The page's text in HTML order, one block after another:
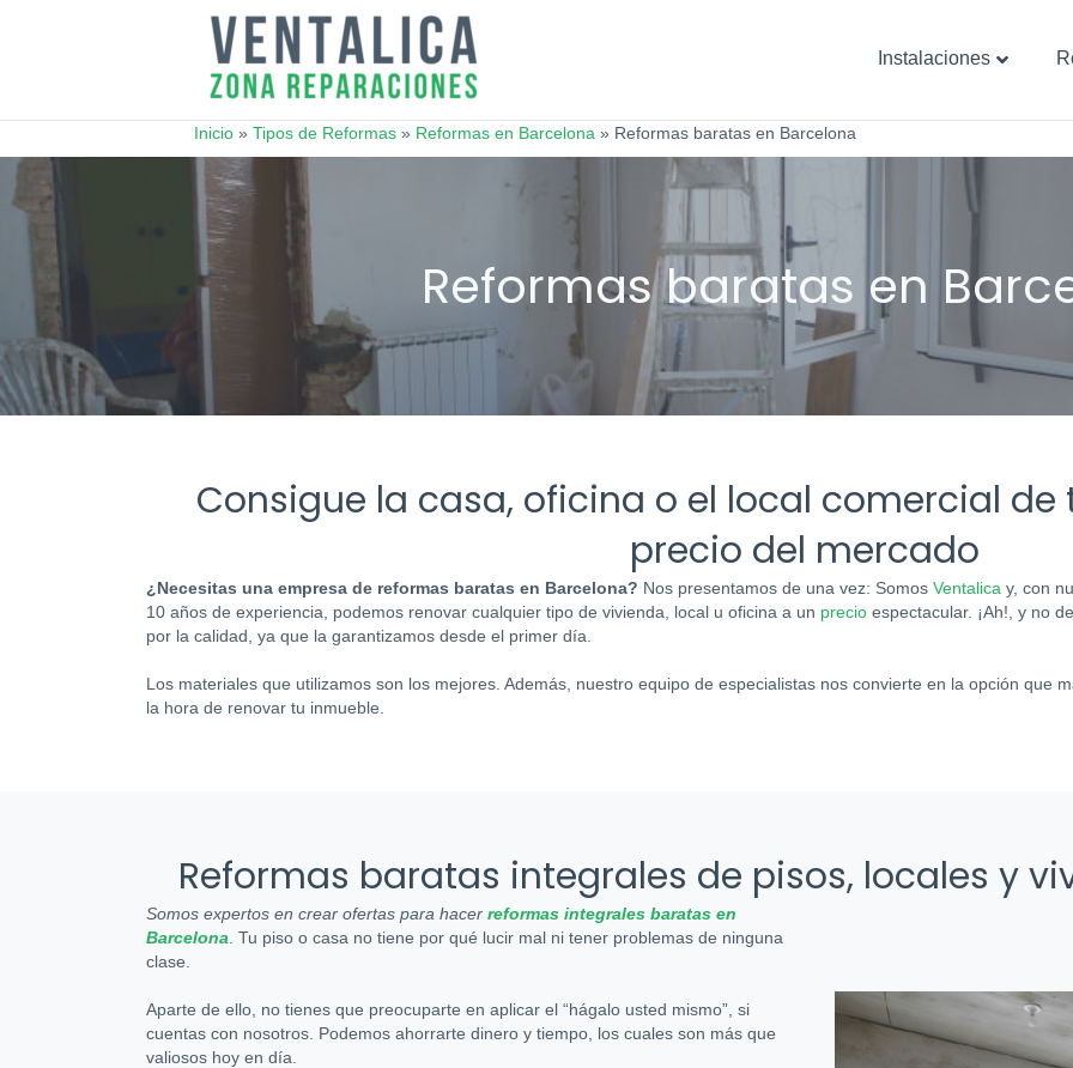
Instalaciones
Inicio » Tipos de Reformas » Reformas en Barcelona » Reformas baratas en Barcelona
Consigue la casa, oficina o el local comercial de
precio del mercado
¿Necesitas una empresa de reformas baratas en Barcelona? Nos presentamos de una vez: Somos Ventalica y, con
10 años de experiencia, podemos renovar cualquier tipo de vivienda, local u oficina a un precio espectacular. ¡Ah!, y no
por la calidad, ya que la garantizamos desde el primer día.
Los materiales que utilizamos son los mejores. Además, nuestro equipo de especialistas nos convierte en la opción que
la hora de renovar tu inmueble.
Reformas baratas integrales de pisos, locales y
Somos expertos en crear ofertas para hacer reformas integrales baratas en
Barcelona . Tu piso o casa no tiene por qué lucir mal ni tener problemas de ninguna
clase.
Aparte de ello, no tienes que preocuparte en aplicar el “hágalo usted mismo”, si
cuentas con nosotros. Podemos ahorrarte dinero y tiempo, los cuales son más que
valiosos hoy en día.